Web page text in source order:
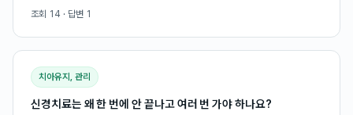
조회 14 · 답변 1
치아유지, 관리
신경치료는 왜 한 번에 안 끝나고 여러 번 가야 하나요?